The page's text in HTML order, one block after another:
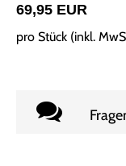
69,95 EUR
pro Stück (inkl.